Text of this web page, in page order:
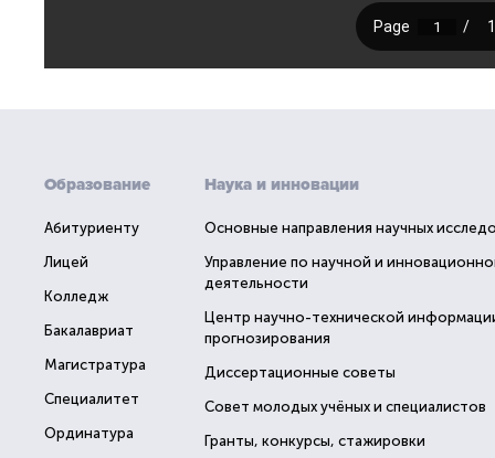
Образование
Абитуриенту
Лицей
Колледж
Бакалавриат
Магистратура
Специалитет
Ординатура
Наука и инновации
Основные направления научных
Управление по научной и
деятельности
Центр научно-технической
прогнозирования
Диссертационные советы
Совет молодых учёных и специалистов
Гранты, конкурсы, стажировки